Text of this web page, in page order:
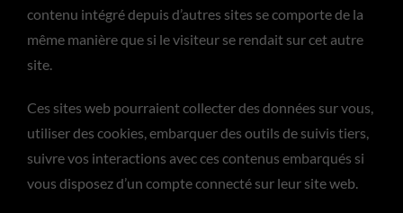
contenu intégré depuis d’autres sites se comporte de la
même manière que si le visiteur se rendait sur cet autre
site.
Ces sites web pourraient collecter des données sur vous,
utiliser des cookies, embarquer des outils de suivis tiers,
suivre vos interactions avec ces contenus embarqués si
vous disposez d’un compte connecté sur leur site web.